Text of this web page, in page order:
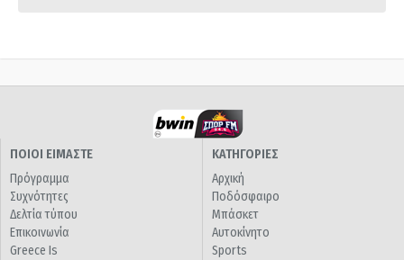
ΠΟΙΟΙ ΕΙΜΑΣΤΕ
Πρόγραμμα
Συχνότητες
Δελτία τύπου
Επικοινωνία
Greece Is
ΚΑΤΗΓΟΡΙΕΣ
Αρχική
Ποδόσφαιρο
Μπάσκετ
Αυτοκίνητο
Sports